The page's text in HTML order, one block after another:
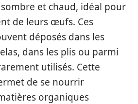
et chaud, idéal pour
de leurs œufs. Ces
déposés dans les
dans les plis ou parmi
utilisés. Cette
de se nourrir
organiques